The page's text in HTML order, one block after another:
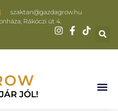
szaktan@gazdagrow.hu
Rákóczi út 4.
JÓL!